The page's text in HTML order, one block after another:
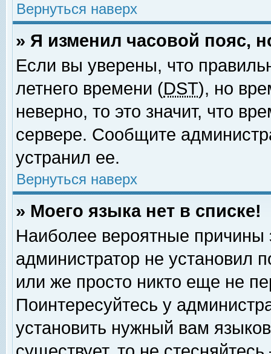
Вернуться наверх
» Я изменил часовой пояс,
Если вы уверены, что
летнего времени (DST), но
неверно, то это значит, что
сервере. Сообщите
устранил ее.
Вернуться наверх
» Моего языка нет в списке!
Наиболее вероятные причины
администратор не установил
или же просто никто еще не
Поинтересуйтесь у
установить нужный вам